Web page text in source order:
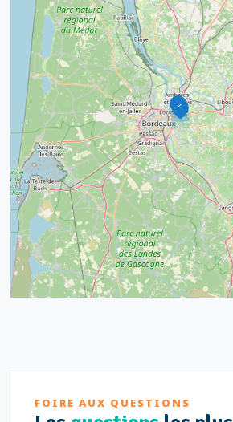
3
2
2
4
32
2
11
11
FOIRE AUX QUESTIONS